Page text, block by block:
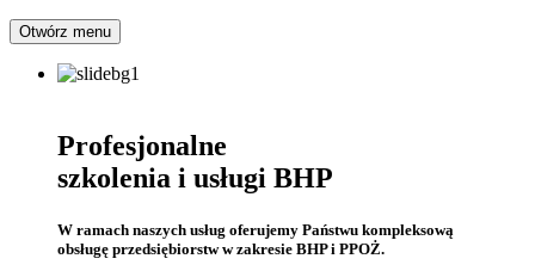
Otwórz menu
Profesjonalne
szkolenia i usługi BHP
W ramach naszych usług oferujemy Państwu kompleksową
obsługę przedsiębiorstw w zakresie BHP i PPOŻ.